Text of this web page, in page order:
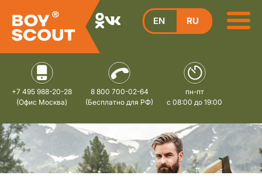
+7 495 988-20-28
(Офис Москва)
8 800 700-02-64
(Бесплатно для РФ)
пн-пт
с 08:00 до 19:00
EN RU